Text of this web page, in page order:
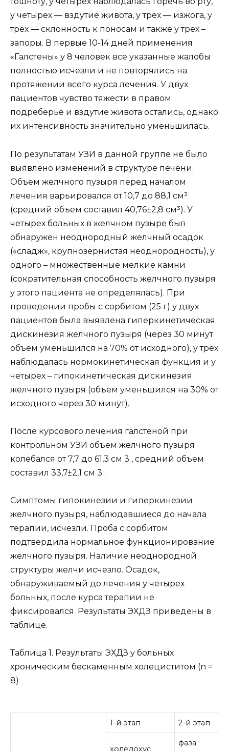
у четырех — вздутие живота, у трех — изжога, у
трех — склонность к поносам и также у трех –
запоры. В первые 10-14 дней применения
«Галстены» у 8 человек все указанные жалобы
полностью исчезли и не повторялись на
протяжении всего курса лечения. У двух
пациентов чувство тяжести в правом
подреберье и вздутие живота остались, однако
их интенсивность значительно уменьшилась.
По результатам УЗИ в данной группе не было
выявлено изменений в структуре печени.
Объем желчного пузыря перед началом
лечения варьировался от 10,7 до 88,1 см³
(средний объем составил 40,76±2,8 см³). У
четырех больных в желчном пузыре был
обнаружен неоднородный желчный осадок
(«сладж», крупнозернистая неоднородность), у
одного – множественные мелкие камни
(сократительная способность желчного пузыря
у этого пациента не определялась). При
проведении пробы с сорбитом (25 г) у двух
пациентов была выявлена гиперкинетическая
дискинезия желчного пузыря (через 30 минут
объем уменьшился на 70% от исходного), у трех
наблюдалась нормокинетическая функция и у
четырех – гипокинетическая дискинезия
желчного пузыря (объем уменьшился на 30% от
исходного через 30 минут).
После курсового лечения галстеной при
контрольном УЗИ объем желчного пузыря
колебался от 7,7 до 61,3 см 3 , средний объем
составил 33,7±2,1 см 3 .
Симптомы гипокинезии и гиперкинезии
желчного пузыря, наблюдавшиеся до начала
терапии, исчезли. Проба с сорбитом
подтвердила нормальное функционирование
желчного пузыря. Наличие неоднородной
структуры желчи исчезло. Осадок,
обнаруживаемый до лечения у четырех
больных, после курса терапии не
фиксировался. Результаты ЭХДЗ приведены в
таблице.
Таблица 1. Результаты ЭХДЗ у больных
хроническим бескаменным холециститом (n =
8)
1-й этап 2-й этап
холедохус
фаза